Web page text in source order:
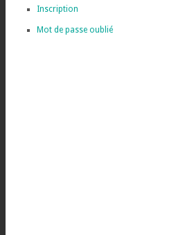
Inscription
Mot de passe oublié